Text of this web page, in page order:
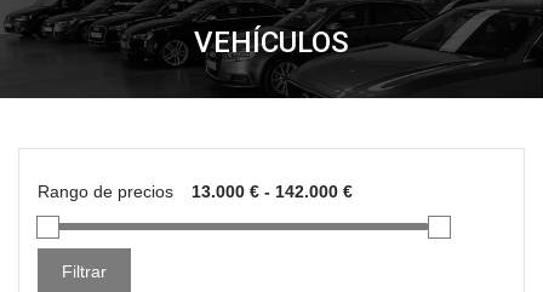
VEHÍCULOS
Rango de precios
Filtrar